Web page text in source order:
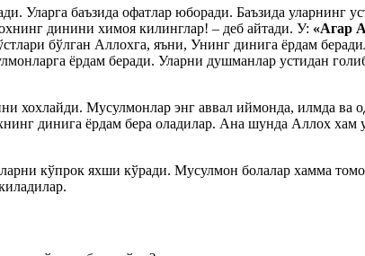
Уларга баъзида офатлар юборади. Баъзида уларнинг
динини химоя килинглар! – деб айтади. У: «Агар
бўлган Аллохга, яъни, Унинг динига ёрдам
ёрдам беради. Уларни душманлар устидан голиб
хохлайди. Мусулмонлар энг аввал иймонда, илмда ва
динига ёрдам бера оладилар. Ана шунда Аллох хам
кўпрок яхши кўради. Мусулмон болалар хамма